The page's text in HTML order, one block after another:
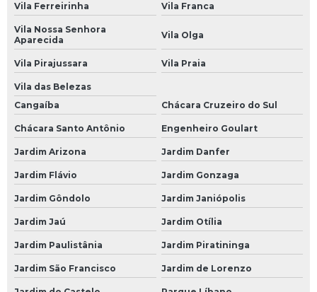
Oficina Mecânica 24h
Oficina Mecânica Aberta
Oficina Mecânica Aberta Agora
Oficina Mecânica Alinhamento e Balanceamento
Oficina Mecânica Ar Condicionado
Oficina Mecânica Carros
Oficina Mecânica Chevrolet
Oficina Mecânica de Ar Condicionado Automotivo
Oficina Mecânica de Automóveis
Vila Ferreirinha Vila Franca
Vila Nossa Senhora
Aparecida
Vila Olga
Vila Pirajussara Vila Praia
Vila das Belezas
Cangaíba
Chácara Cruzeiro do Sul
Chácara Santo Antônio Engenheiro Goulart
Jardim Arizona Jardim Danfer
Jardim Flávio Jardim Gonzaga
Jardim Gôndolo Jardim Janiópolis
Jardim Jaú Jardim Otília
Jardim Paulistânia Jardim Piratininga
Jardim São Francisco Jardim de Lorenzo